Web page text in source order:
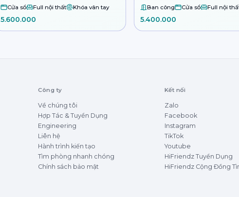
Cửa sổ Full nội thất Khóa vân tay
5.600.000
Ban công Cửa sổ Full nội
5.400.000
Công ty
Về chúng tôi
Hợp Tác & Tuyển Dụng
Engineering
Liên hệ
Hành trình kiến tạo
Tìm phòng nhanh chóng
Chính sách bảo mật
Kết nối
Zalo
Facebook
Instagram
TikTok
Youtube
HiFriendz Tuyển Dụng
HiFriendz Cộng Đồng